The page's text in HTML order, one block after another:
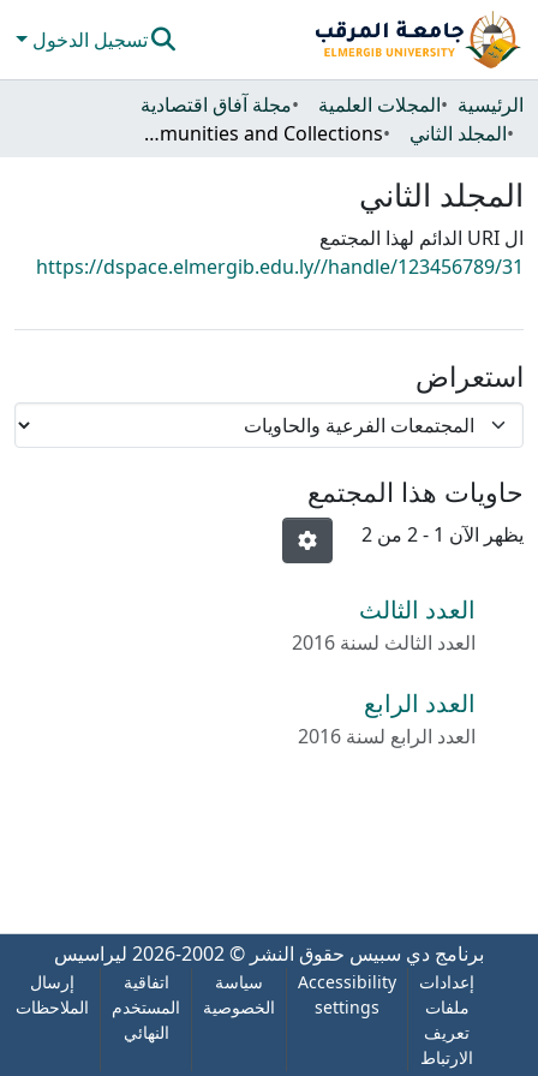
تسجيل الدخول
المجتمعات والحاويات
كل دي سبيس
الإحصائيات
الرئيسية المجلات العلمية
مجلة آفاق اقتصادية
المجلد الثاني
Subcommunities and Collections
المجلد الثاني
ال URI الدائم لهذا المجتمع
https://dspace.elmergib.edu.ly//handle/123456789/31
استعراض
حاويات هذا المجتمع
يظهر الآن 1 - 2 من 2
العدد الثالث
العدد الثالث لسنة 2016
العدد الرابع
العدد الرابع لسنة 2016
برنامج دي سبيس حقوق النشر © 2002-2026 ليراسيس
إعدادات
ملفات
تعريف
الارتباط
Accessibility
settings
سياسة
الخصوصية
اتفاقية
المستخدم
النهائي
إرسال
الملاحظات